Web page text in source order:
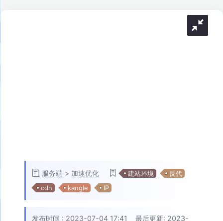
服务端 > 加速优化 建站环境
反代
cdn
kangle IP
发布时间 : 2023-07-04 17:41
最后更新: 2023-